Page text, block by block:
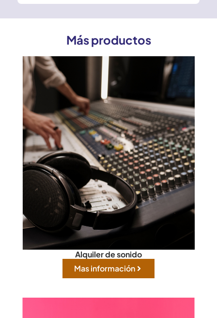
Más productos
Alquiler de sonido
Mas información